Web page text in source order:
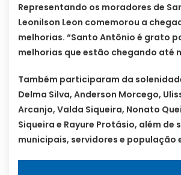
Representando os moradores de
Leonilson Leon comemorou a
melhorias. “Santo Antônio é grato
melhorias que estão chegando até
Também participaram da
Delma Silva, Anderson Morcego,
Arcanjo, Valda Siqueira, Nonato
Siqueira e Rayure Protásio, além de
municipais, servidores e população